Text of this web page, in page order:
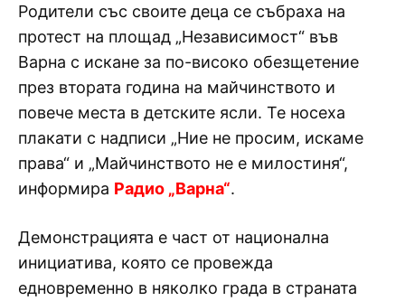
Родители със своите деца се събраха на
протест на площад „Независимост“ във
Варна с искане за по-високо обезщетение
през втората година на майчинството и
повече места в детските ясли. Те носеха
плакати с надписи „Ние не просим, искаме
права“ и „Майчинството не е милостиня“,
информира Радио „Варна“.
Демонстрацията е част от национална
инициатива, която се провежда
едновременно в няколко града в страната